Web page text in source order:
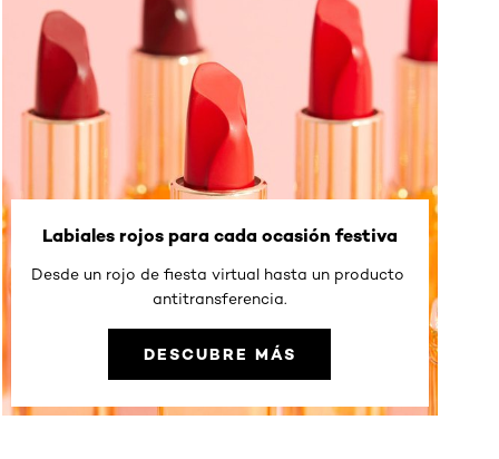
Labiales rojos para cada ocasión festiva
Desde un rojo de fiesta virtual hasta un producto ​
antitransferencia.
DESCUBRE MÁS